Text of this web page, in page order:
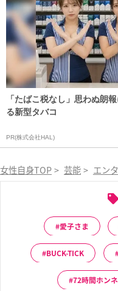
「たばこ税なし」思わぬ朗
る新型タバコ
PR(株式会社HAL)
女性自身TOP > 芸能 > エン
愛子さま
BUCK-TICK
72時間ホン